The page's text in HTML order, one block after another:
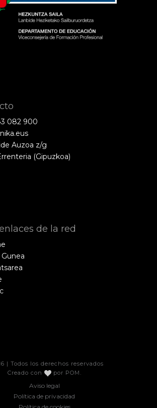
082 900
Auzoa z/g
(Gipuzkoa)
de la red
| Todos los derechos reservados
Creado con
por POM .
Aviso legal
Política de privacidad